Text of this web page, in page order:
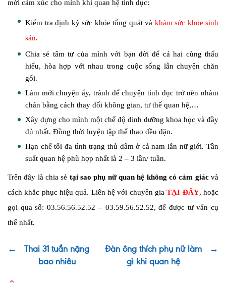
mới cảm xúc cho mình khi quan hệ tình dục:
Kiểm tra định kỳ sức khỏe tổng quát và khám sức khỏe sinh
sản.
Chia sẻ tâm tư của mình với bạn đời để cả hai cùng thấu
hiểu, hòa hợp với nhau trong cuộc sống lẫn chuyện chăn
gối.
Làm mới chuyện ấy, tránh để chuyện tình dục trở nên nhàm
chán bằng cách thay đổi không gian, tư thế quan hệ,…
Xây dựng cho mình một chế độ dinh dưỡng khoa học và đầy
đủ nhất. Đồng thời luyện tập thể thao đều đặn.
Hạn chế tối đa tình trạng thủ dâm ở cả nam lẫn nữ giới. Tần
suất quan hệ phù hợp nhất là 2 – 3 lần/ tuần.
Trên đây là chia sẻ tại sao phụ nữ quan hệ không có cảm giácvà
cách khắc phục hiệu quả. Liên hệ với chuyên giaTẠI ĐÂY, hoặc
gọi qua số: 03.56.56.52.52 – 03.59.56.52.52, để được tư vấn cụ
thể nhất.
←
Thai 31 tuần nặng
bao nhiêu
Đàn ông thích phụ nữ làm
gì khi quan hệ
→